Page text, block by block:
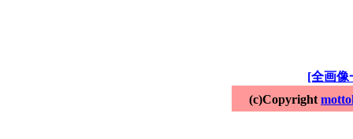
[全画像
(c)Copyright